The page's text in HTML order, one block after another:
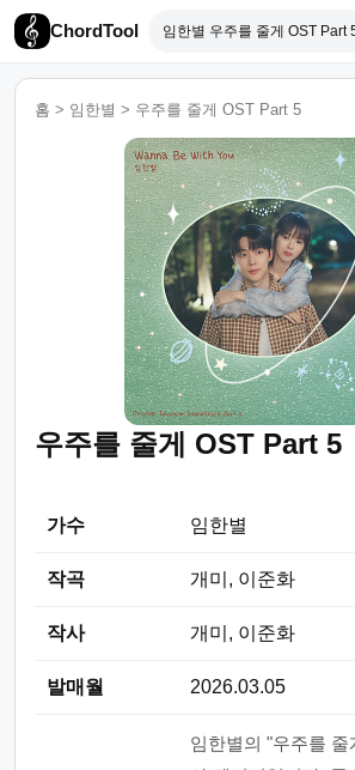
ChordTool
홈 > 임한별 > 우주를 줄게 OST Part 5
우주를 줄게 OST Part 5
가수 임한별
작곡 개미, 이준화
작사 개미, 이준화
발매월 2026.03.05
임한별의 "우주를